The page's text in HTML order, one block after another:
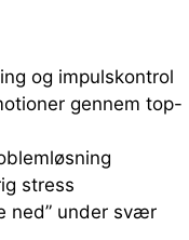
og impulskontrol
gennem top-
stress
ned” under svær